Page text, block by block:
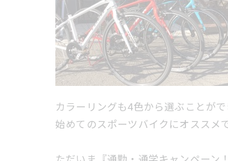
カラーリングも4色から選ぶことが
始めてのスポーツバイクにオススメ